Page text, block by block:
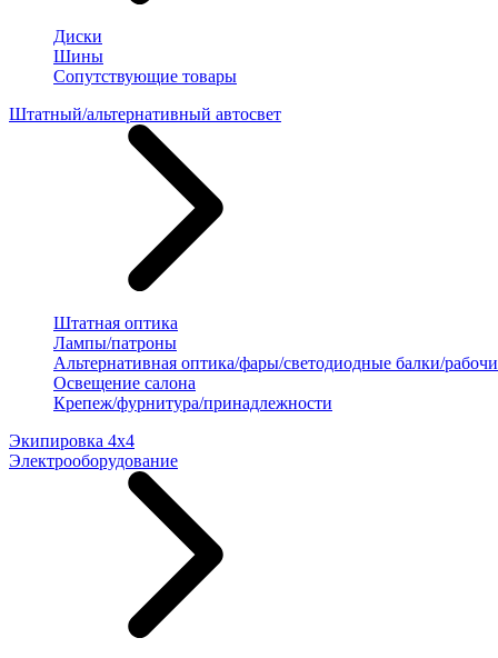
Диски
Шины
Сопутствующие товары
Штатный/альтернативный автосвет
Штатная оптика
Лампы/патроны
Альтернативная оптика/фары/светодиодные балки/
Освещение салона
Крепеж/фурнитура/принадлежности
Экипировка 4х4
Электрооборудование